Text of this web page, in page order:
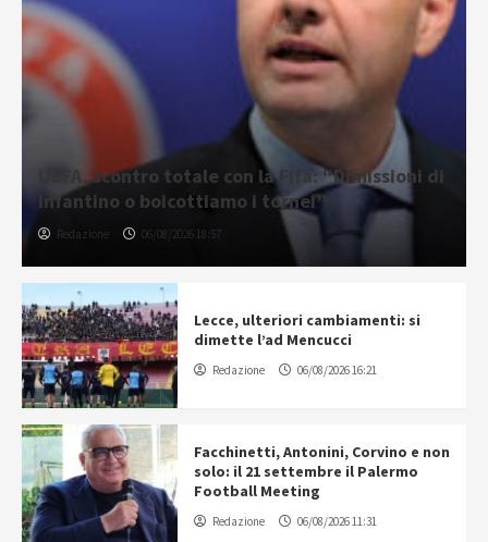
UEFA, scontro totale con la Fifa: “Dimissioni di
Infantino o boicottiamo i tornei”
Redazione 06/08/2026 18:57
Lecce, ulteriori cambiamenti: si
dimette l’ad Mencucci
Redazione 06/08/2026 16:21
Facchinetti, Antonini, Corvino e non
solo: il 21 settembre il Palermo
Football Meeting
Redazione 06/08/2026 11:31